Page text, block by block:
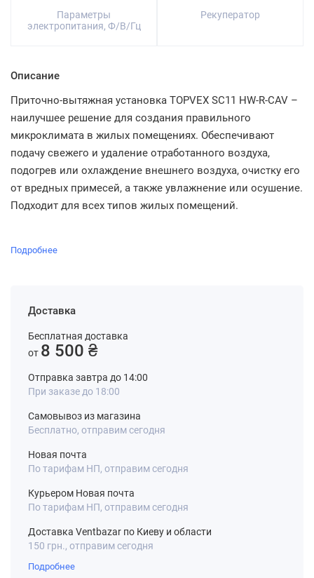
Параметры
электропитания, Ф/В/Гц
Рекуператор
Описание
Приточно-вытяжная установка TOPVEX SC11 HW-R-CAV –
наилучшее решение для создания правильного
микроклимата в жилых помещениях. Обеспечивают
подачу свежего и удаление отработанного воздуха,
подогрев или охлаждение внешнего воздуха, очистку его
от вредных примесей, а также увлажнение или осушение.
Подходит для всех типов жилых помещений.
Подробнее
Доставка
Бесплатная доставка
от 8 500 ₴
Отправка завтра до 14:00
При заказе до 18:00
Самовывоз из магазина
Бесплатно, отправим сегодня
Новая почта
По тарифам НП, отправим сегодня
Курьером Новая почта
По тарифам НП, отправим сегодня
Доставка Ventbazar по Киеву и области
150 грн., отправим сегодня
Подробнее